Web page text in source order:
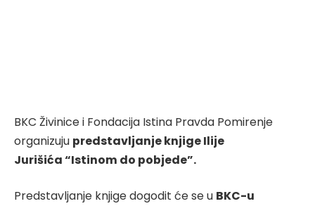
BKC Živinice i Fondacija Istina Pravda Pomirenje
organizuju predstavljanje knjige Ilije
Jurišića “Istinom do pobjede”.
Predstavljanje knjige dogodit će se u BKC-u